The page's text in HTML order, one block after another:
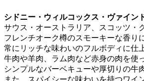
シドニー・ウィルコックス・ヴァイン
サウス・オーストラリア、スコッツ・
フレンチオーク樽のスモーキーな香り
常にリッチな味わいのフルボディに仕
牛肉や羊肉、ラム肉など赤身の肉を使
シンプルなバーベキューや厚切りの牛
また、スパイシーな味わいを持つワイ